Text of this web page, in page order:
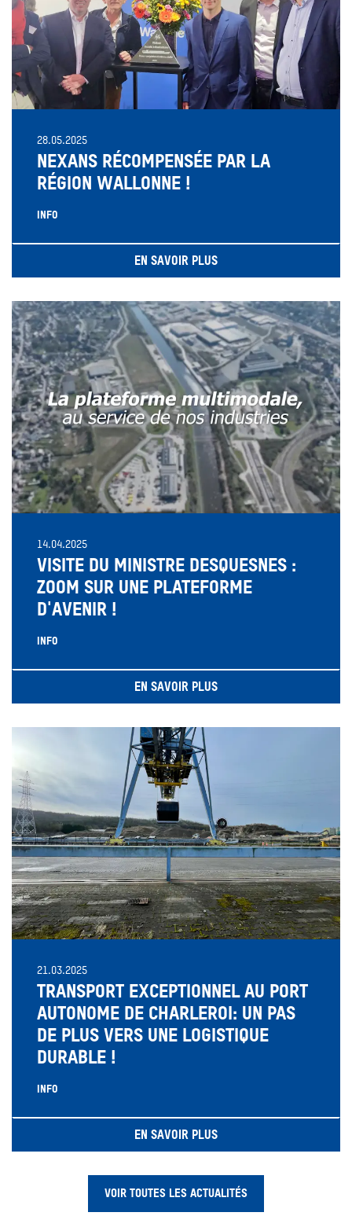
28.05.2025
NEXANS RÉCOMPENSÉE PAR LA
RÉGION WALLONNE !
INFO
EN SAVOIR PLUS
14.04.2025
VISITE DU MINISTRE DESQUESNES :
ZOOM SUR UNE PLATEFORME
D'AVENIR !
INFO
EN SAVOIR PLUS
21.03.2025
TRANSPORT EXCEPTIONNEL AU PORT
AUTONOME DE CHARLEROI: UN PAS
DE PLUS VERS UNE LOGISTIQUE
DURABLE !
INFO
EN SAVOIR PLUS
VOIR TOUTES LES ACTUALITÉS